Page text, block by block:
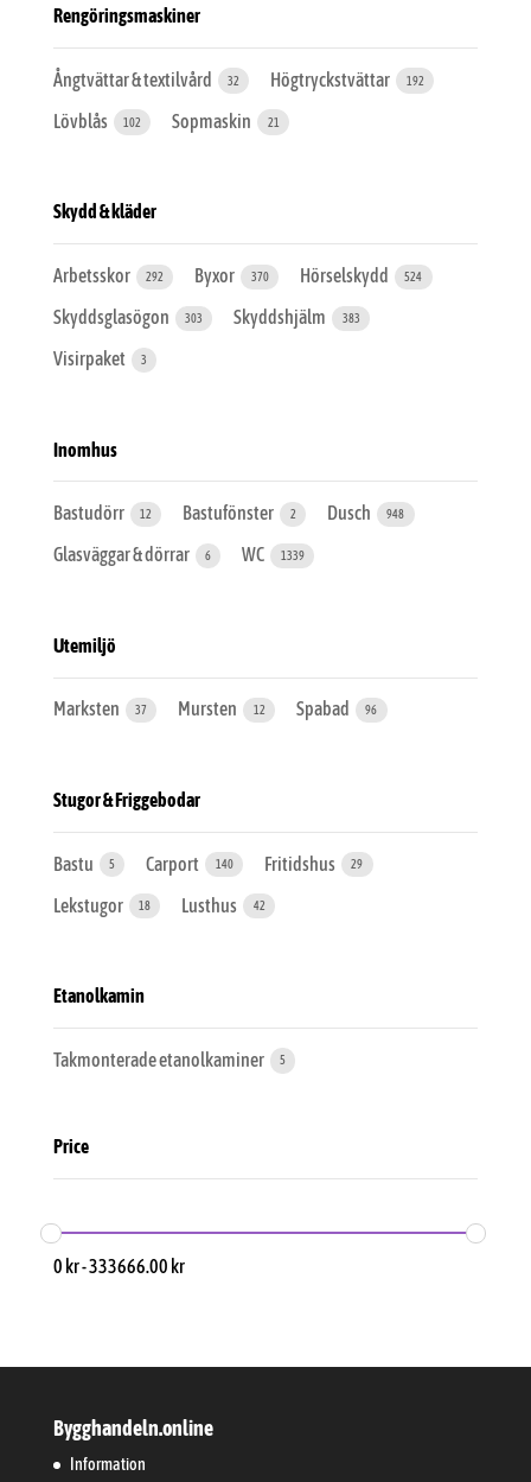
Rengöringsmaskiner
Ångtvättar & textilvård 32 Högtryckstvättar 192
Lövblås 102 Sopmaskin 21
Skydd & kläder
Arbetsskor 292 Byxor 370 Hörselskydd 524
Skyddsglasögon 303 Skyddshjälm 383
Visirpaket 3
Inomhus
Bastudörr 12 Bastufönster 2 Dusch 948
Glasväggar & dörrar 6 WC 1339
Utemiljö
Marksten 37 Mursten 12 Spabad 96
Stugor & Friggebodar
Bastu 5 Carport 140 Fritidshus 29
Lekstugor 18 Lusthus 42
Etanolkamin
Takmonterade etanolkaminer 5
Price
0 kr-333666.00 kr
Bygghandeln.online
Information